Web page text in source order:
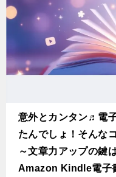
意外とカンタン♬電
たんでしょ！そんな
～文章力アップの鍵
Amazon Kindle電子